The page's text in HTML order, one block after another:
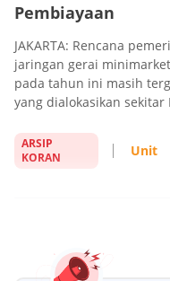
Pembiayaan
JAKARTA: Rencana
jaringan gerai
pada tahun ini masih
yang dialokasikan
ARSIP
KORAN
Unit